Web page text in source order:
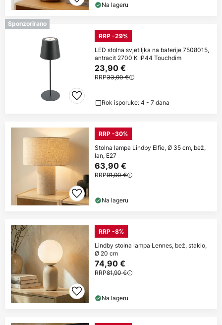
Na lageru
Sponzorirano
RRP -29%
LED stolna svjetiljka na baterije 7508015,
antracit 2700 K IP44 Touchdim
23,90 €
RRP33,90 €
Rok isporuke: 4 - 7 dana
RRP -30%
Stolna lampa Lindby Elfie, Ø 35 cm, bež,
lan, E27
63,90 €
RRP91,90 €
Na lageru
RRP -8%
Lindby stolna lampa Lennes, bež, staklo,
Ø 20 cm
74,90 €
RRP81,90 €
Na lageru